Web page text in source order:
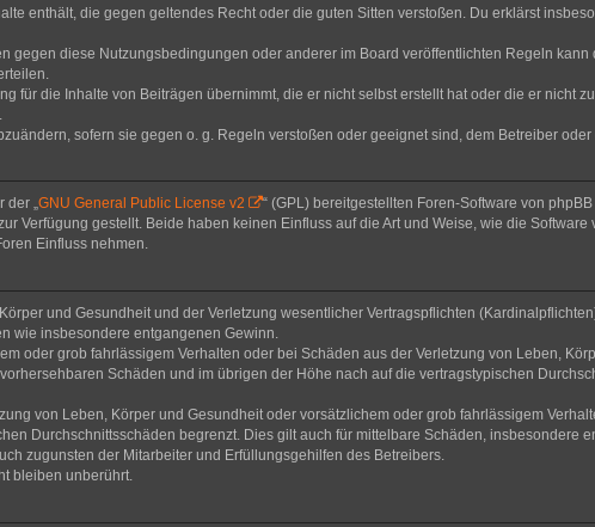
enthält, die gegen geltendes Recht oder die guten Sitten verstoßen. Du erklärst
gegen diese Nutzungsbedingungen oder anderer im Board veröffentlichten Regeln
für die Inhalte von Beiträgen übernimmt, die er nicht selbst erstellt hat oder die er nicht
sofern sie gegen o. g. Regeln verstoßen oder geeignet sind, dem Betreiber
der „GNU General Public License v2
“ (GPL) bereitgestellten Foren-Software von
Verfügung gestellt. Beide haben keinen Einfluss auf die Art und Weise, wie die
Einfluss nehmen.
und Gesundheit und der Verletzung wesentlicher Vertragspflichten
wie insbesondere entgangenen Gewinn.
oder grob fahrlässigem Verhalten oder bei Schäden aus der Verletzung von Leben,
Schäden und im übrigen der Höhe nach auf die vertragstypischen
von Leben, Körper und Gesundheit oder vorsätzlichem oder grob fahrlässigem
Durchschnittsschäden begrenzt. Dies gilt auch für mittelbare Schäden, insbesondere
zugunsten der Mitarbeiter und Erfüllungsgehilfen des Betreibers.
bleiben unberührt.